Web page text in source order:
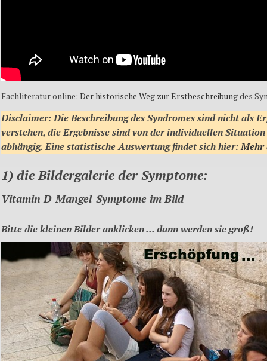
Fachliteratur online: Der historische Weg zur Erstbeschreibungdes
Disclaimer: Die Beschreibung des Syndromes sind nicht als
verstehen, die Ergebnisse sind von der individuellen
abhängig. Eine statistische Auswertung findet sich hier:Mehr
1) die Bildergalerie der Symptome:
Vitamin D-Mangel-Symptome im Bild
Bitte die kleinen Bilder anklicken ... dann werden sie groß!